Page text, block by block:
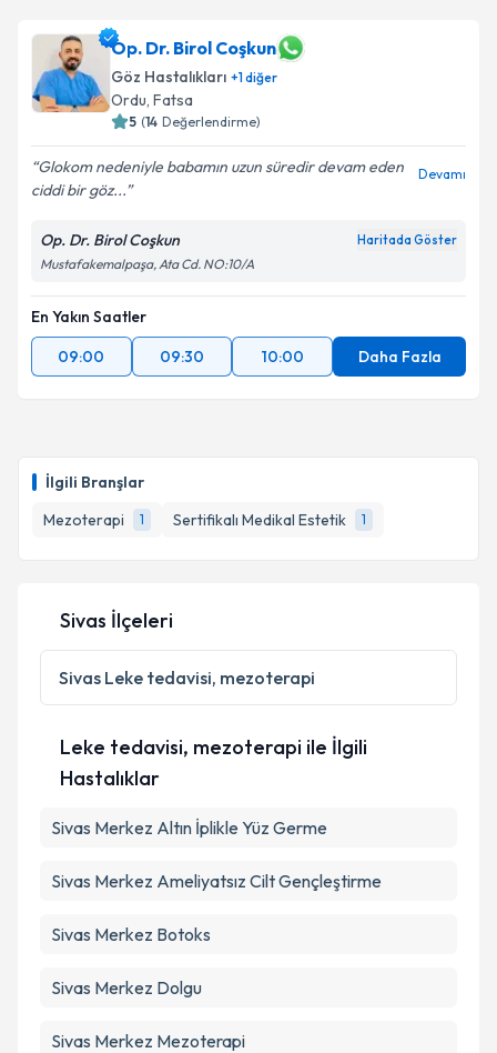
İlgili Branşlar
Mezoterapi
1 Sertifikalı Medikal Estetik 1
E-posta Adresiniz
Kişisel verilerimin işlenmesine ilişkinAydınlatma
Metni
Op. Dr. Birol Coşkun
Göz Hastalıkları +1diğer
Ordu, Fatsa
5 (14 Değerlendirme)
Glokom nedeniyle babamın uzun süredir devam eden
ciddi bir göz...
Devamı
Op. Dr. Birol Coşkun Haritada Göster
Mustafakemalpaşa, Ata Cd. NO:10/A
En Yakın Saatler
09:00
09:30 10:00 Daha Fazla
Sivas İlçeleri
Sivas Leke tedavisi, mezoterapi
Leke tedavisi, mezoterapi ile İlgili
Hastalıklar
Sivas Merkez Altın İplikle Yüz Germe
Sivas Merkez Ameliyatsız Cilt Gençleştirme
Sivas Merkez Botoks
Sivas Merkez Dolgu
Sivas Merkez Mezoterapi